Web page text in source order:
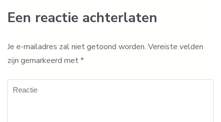
Een reactie achterlaten
Je e-mailadres zal niet getoond worden. Vereiste velden
zijn gemarkeerd met*
Reactie